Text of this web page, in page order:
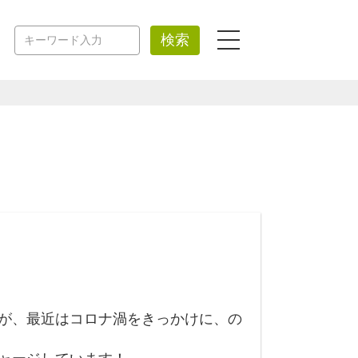
検索
、最近はコロナ渦をきっかけに、の